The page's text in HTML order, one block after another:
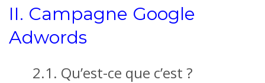
II. Campagne Google
Adwords
2.1. Qu’est-ce que c’est ?